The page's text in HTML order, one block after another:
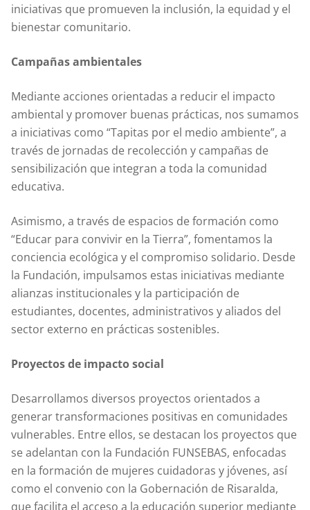
iniciativas que promueven la inclusión, la equidad y el
bienestar comunitario.
Campañas ambientales
Mediante acciones orientadas a reducir el impacto
ambiental y promover buenas prácticas, nos sumamos
a iniciativas como “Tapitas por el medio ambiente”, a
través de jornadas de recolección y campañas de
sensibilización que integran a toda la comunidad
educativa.
Asimismo, a través de espacios de formación como
“Educar para convivir en la Tierra”, fomentamos la
conciencia ecológica y el compromiso solidario. Desde
la Fundación, impulsamos estas iniciativas mediante
alianzas institucionales y la participación de
estudiantes, docentes, administrativos y aliados del
sector externo en prácticas sostenibles.
Proyectos de impacto social
Desarrollamos diversos proyectos orientados a
generar transformaciones positivas en comunidades
vulnerables. Entre ellos, se destacan los proyectos que
se adelantan con la Fundación FUNSEBAS, enfocadas
en la formación de mujeres cuidadoras y jóvenes, así
como el convenio con la Gobernación de Risaralda,
que facilita el acceso a la educación superior mediante